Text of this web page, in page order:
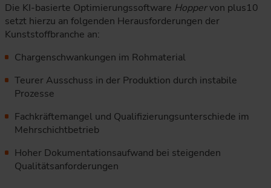
Die KI-basierte Optimierungssoftware Hoppervon plus10
setzt hierzu an folgenden Herausforderungen der
Kunststoffbranche an:
Chargenschwankungen im Rohmaterial
Teurer Ausschuss in der Produktion durch instabile
Prozesse
Fachkräftemangel und Qualifizierungsunterschiede im
Mehrschichtbetrieb
Hoher Dokumentationsaufwand bei steigenden
Qualitätsanforderungen